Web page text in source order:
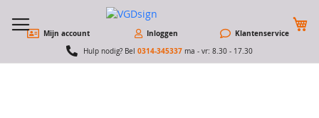
Mijn account Inloggen Klantenservice
Hulp nodig? Bel 0314-345337 ma - vr: 8.30 - 17.30